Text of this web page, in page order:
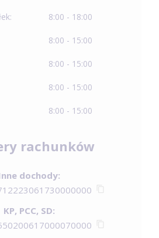
8:00 - 18:00
8:00 - 15:00
8:00 - 15:00
8:00 - 15:00
8:00 - 15:00
rachunków
dochody:
KP, PCC, SD: